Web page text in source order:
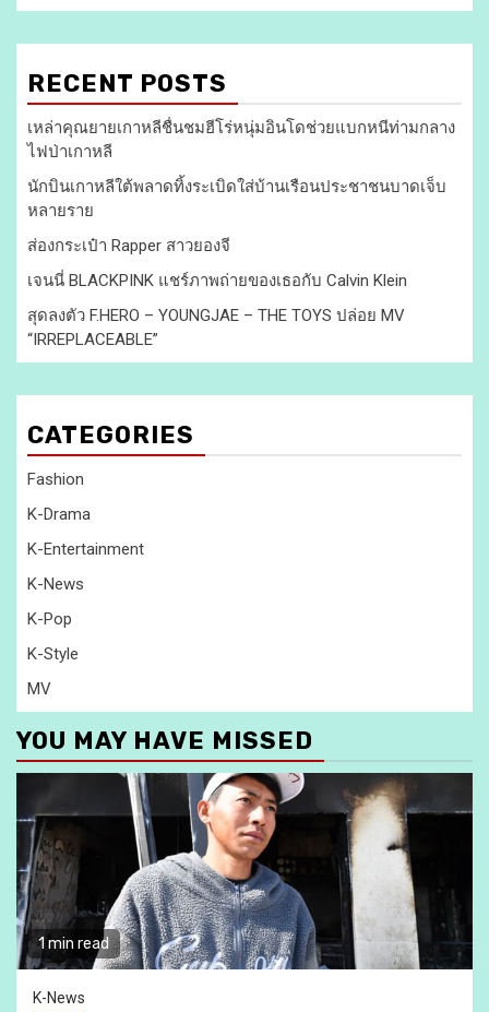
RECENT POSTS
เหล่าคุณยายเกาหลีชื่นชมฮีโร่หนุ่มอินโดช่วยแบกหนีท่ามกลาง
ไฟป่าเกาหลี
นักบินเกาหลีใต้พลาดทิ้งระเบิดใส่บ้านเรือนประชาชนบาดเจ็บ
หลายราย
ส่องกระเป๋า Rapper สาวยองจี
เจนนี่ BLACKPINK แชร์ภาพถ่ายของเธอกับ Calvin Klein
สุดลงตัว F.HERO – YOUNGJAE – THE TOYS ปล่อย MV
“IRREPLACEABLE”
CATEGORIES
Fashion
K-Drama
K-Entertainment
K-News
K-Pop
K-Style
MV
YOU MAY HAVE MISSED
1 min read
K-News